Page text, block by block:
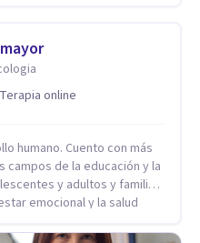
sexual,
paliativos en
Terapia online
humano. Cuento con más
campos de la educación y la
y adultos y familias
emocional y la salud